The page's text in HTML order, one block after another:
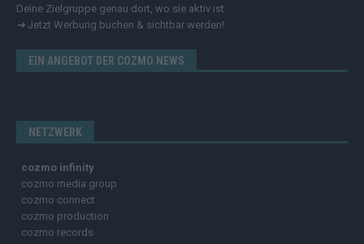
Deine Zielgruppe genau dort, wo sie aktiv ist.
➔ Jetzt Werbung buchen & sichtbar werden!
EIN ANGEBOT DER COZMO NEWS
NETZWERK
cozmo infinity
cozmo media group
cozmo connect
cozmo production
cozmo records